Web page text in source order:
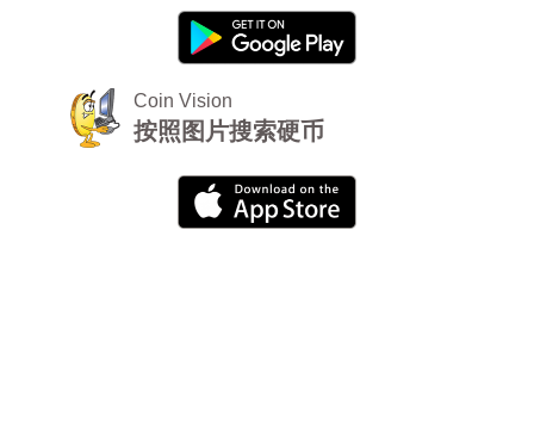
Coin Vision
按照图片搜索硬币